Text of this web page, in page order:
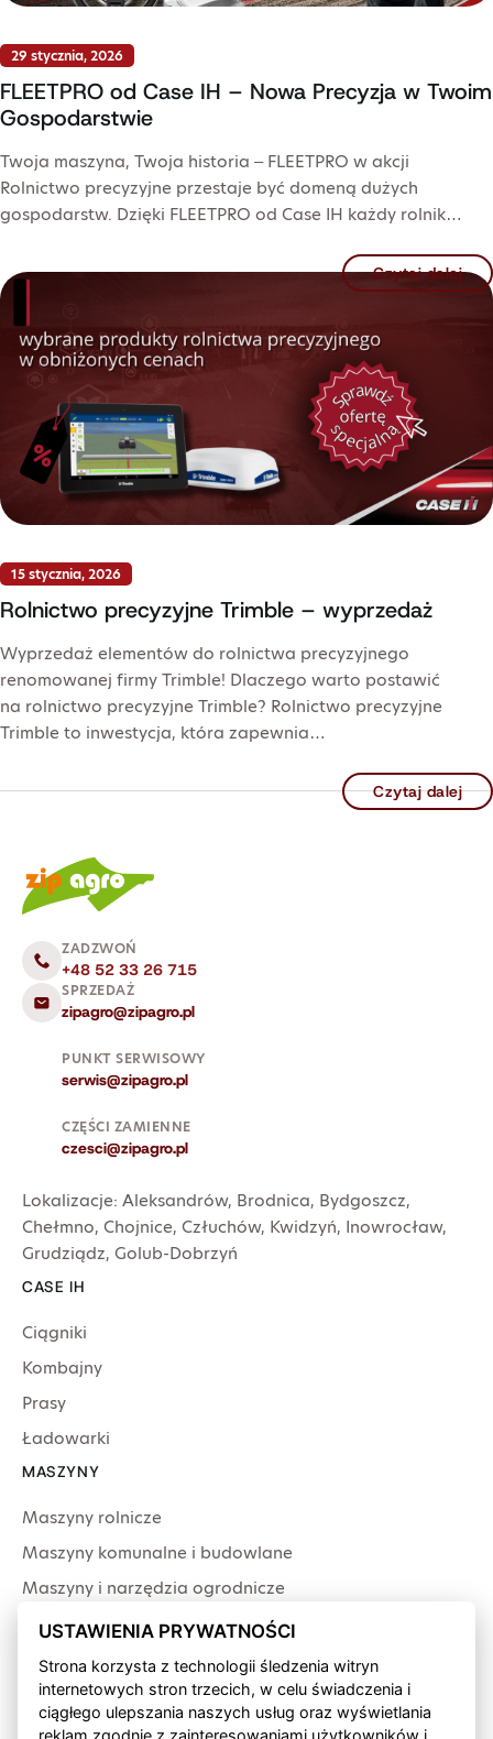
29 stycznia, 2026
FLEETPRO od Case IH – Nowa Precyzja w Twoim
Gospodarstwie
Twoja maszyna, Twoja historia – FLEETPRO w akcji
Rolnictwo precyzyjne przestaje być domeną dużych
gospodarstw. Dzięki FLEETPRO od Case IH każdy rolnik…
Czytaj dalej
15 stycznia, 2026
Rolnictwo precyzyjne Trimble – wyprzedaż
Wyprzedaż elementów do rolnictwa precyzyjnego
renomowanej firmy Trimble! Dlaczego warto postawić
na rolnictwo precyzyjne Trimble? Rolnictwo precyzyjne
Trimble to inwestycja, która zapewnia…
Czytaj dalej
ZADZWOŃ
+48 52 33 26 715
SPRZEDAŻ
zipagro@zipagro.pl
PUNKT SERWISOWY
serwis@zipagro.pl
CZĘŚCI ZAMIENNE
czesci@zipagro.pl
Lokalizacje: Aleksandrów, Brodnica, Bydgoszcz,
Chełmno, Chojnice, Człuchów, Kwidzyń, Inowrocław,
Grudziądz, Golub-Dobrzyń
CASE IH
Ciągniki
Kombajny
Prasy
Ładowarki
MASZYNY
Maszyny rolnicze
Maszyny komunalne i budowlane
Maszyny i narzędzia ogrodnicze
Producenci
USŁUGI
Serwis
USTAWIENIA PRYWATNOŚCI
Strona korzysta z technologii śledzenia witryn
internetowych stron trzecich, w celu świadczenia i
ciągłego ulepszania naszych usług oraz wyświetlania